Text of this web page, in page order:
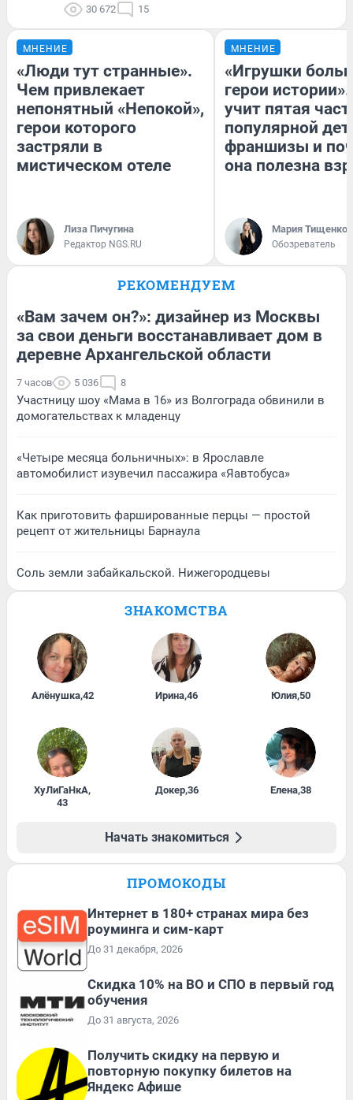
30 672 15
МНЕНИЕ
«Люди тут странные».
Чем привлекает
непонятный «Непокой»,
герои которого
застряли в
мистическом отеле
Лиза Пичугина
Редактор NGS.RU
МНЕНИЕ
«Игрушки
герои
учит пятая
популярной
франшизы и
она полезна
Мария Тищенко
Обозреватель
РЕКОМЕНДУЕМ
«Вам зачем он?»: дизайнер из Москвы
за свои деньги восстанавливает дом в
деревне Архангельской области
7 часов 5 036 8
Участницу шоу «Мама в 16» из Волгограда обвинили в
домогательствах к младенцу
«Четыре месяца больничных»: в Ярославле
автомобилист изувечил пассажира «Яавтобуса»
Как приготовить фаршированные перцы — простой
рецепт от жительницы Барнаула
Соль земли забайкальской. Нижегородцевы
ЗНАКОМСТВА
Алёнушка,42 Ирина,46 Юлия,50
ХуЛиГаНкА,
43
Докер,36 Елена,38
Начать знакомиться
ПРОМОКОДЫ
Интернет в 180+ странах мира без
роуминга и сим-карт
До 31 декабря, 2026
Скидка 10% на ВО и СПО в первый год
обучения
До 31 августа, 2026
Получить скидку на первую и
повторную покупку билетов на
Яндекс Афише